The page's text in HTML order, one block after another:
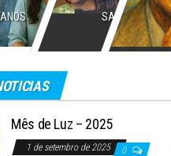
SAMARITANOS
Mês de Luz – 2025
1 de setembro de 2025 0